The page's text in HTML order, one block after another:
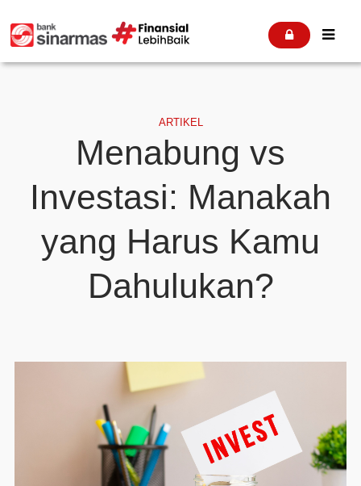
 
ARTIKEL
Menabung vs
Investasi: Manakah
yang Harus Kamu
Dahulukan?